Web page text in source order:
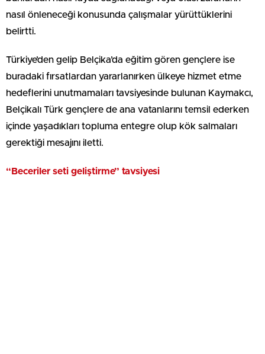
nasıl önleneceği konusunda çalışmalar yürüttüklerini
belirtti.
Türkiye’den gelip Belçika’da eğitim gören gençlere ise
buradaki fırsatlardan yararlanırken ülkeye hizmet etme
hedeflerini unutmamaları tavsiyesinde bulunan Kaymakcı,
Belçikalı Türk gençlere de ana vatanlarını temsil ederken
içinde yaşadıkları topluma entegre olup kök salmaları
gerektiği mesajını iletti.
“Beceriler seti geliştirme” tavsiyesi